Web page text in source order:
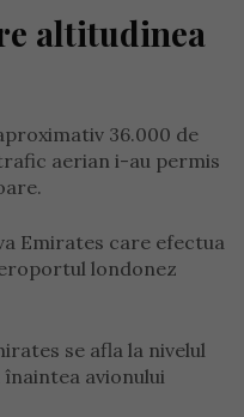
altitudinea
36.000 de
aerian i-au permis
Emirates care efectua
londonez
se afla la nivelul
avionului